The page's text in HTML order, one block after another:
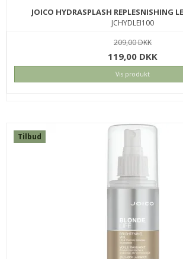
JOICO HYDRASPLASH REPLESNISHING
JCHYDLEI100
209,00 DKK
119,00 DKK
Vis produkt
Tilbud